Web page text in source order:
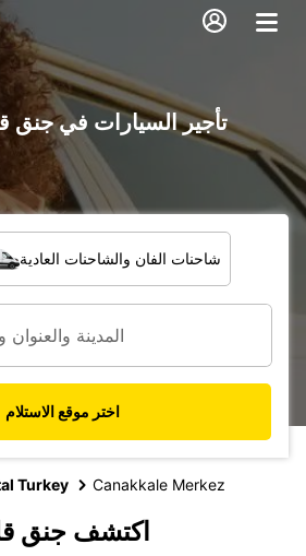
تأجير السيارات في جنق
شاحنات الفان والشاحنات العادية
اختر موقع الاستلام
Turkey Canakkale Merkez
اكتشف جنق